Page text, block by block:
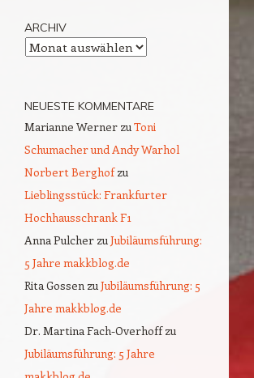
ARCHIV
Archiv
NEUESTE KOMMENTARE
Marianne Werner zuToni
Schumacher und Andy Warhol
Norbert Berghofzu
Lieblingsstück: Frankfurter
Hochhausschrank F1
Anna Pulcher zuJubiläumsführung:
5 Jahre makkblog.de
Rita Gossen zuJubiläumsführung: 5
Jahre makkblog.de
Dr. Martina Fach-Overhoffzu
Jubiläumsführung: 5 Jahre